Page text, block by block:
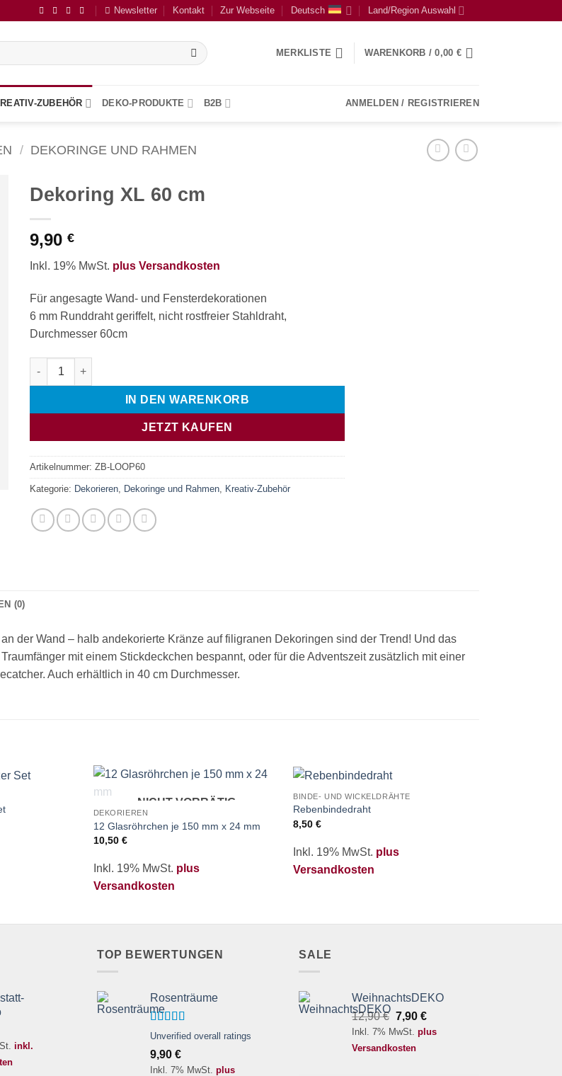
Newsletter Kontakt Zur Webseite Deutsch Land/Region Auswahl
MERKLISTE WARENKORB /0,00 €
ZUBEHÖR DEKO-PRODUKTE B2B ANMELDEN / REGISTRIEREN
/ DEKORINGE UND RAHMEN
Dekoring XL 60 cm
9,90 €
Inkl. 19% MwSt. plus Versandkosten
Für angesagte Wand- und Fensterdekorationen
6 mm Runddraht geriffelt, nicht rostfreier Stahldraht,
Durchmesser 60cm
Dekoring XL 60 cm Menge
IN DEN WARENKORB
JETZT KAUFEN
Artikelnummer: ZB-LOOP60
Kategorie: Dekorieren Dekoringe und Rahmen Kreativ-Zubehör
(0)
der Wand – halb andekorierte Kränze auf filigranen Dekoringen sind der Trend! Und das
mit einem Stickdeckchen bespannt, oder für die Adventszeit zusätzlich mit einer
Auch erhältlich in 40 cm Durchmesser.
hinzufügen
NICHT VORRÄTIG
DEKORIEREN
12 Glasröhrchen je 150 mm x 24 mm
10,50 €
Inkl. 19% MwSt. plus
Versandkosten
BINDE- UND WICKELDRÄHTE
Rebenbindedraht
8,50€
Inkl. 19% MwSt. plus
Versandkosten
inkl.
TOP BEWERTUNGEN
Rosenträume
Bewertet
von 5
Unverified overall ratings
9,90 €
Inkl. 7% MwSt. plus
SALE
WeihnachtsDEKO
12,90€ Ursprünglicher
Preis
war:
7,90 €Aktueller
Preis
Inkl. 7% MwSt. plus
Versandkosten